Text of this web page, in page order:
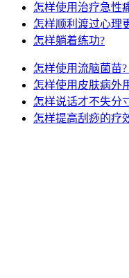
怎样使用治疗急性
怎样顺利渡过心理
怎样躺着练功?
怎样使用流脑菌苗?
怎样使用皮肤病外
怎样说话才不失分
怎样提高刮痧的疗